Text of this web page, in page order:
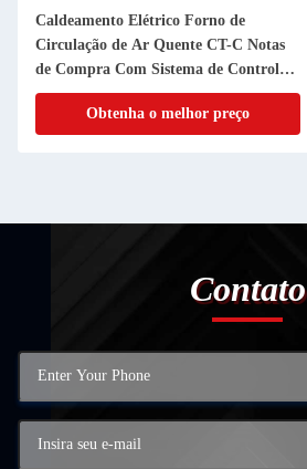
Caldeamento Elétrico Forno de
Circulação de Ar Quente CT-C Notas
de Compra Com Sistema de Controle
HMI PLC
Obtenha o melhor preço
Contato